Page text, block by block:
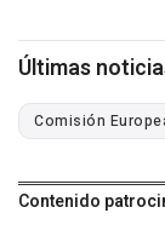
Últimas
Comisión
Contenido